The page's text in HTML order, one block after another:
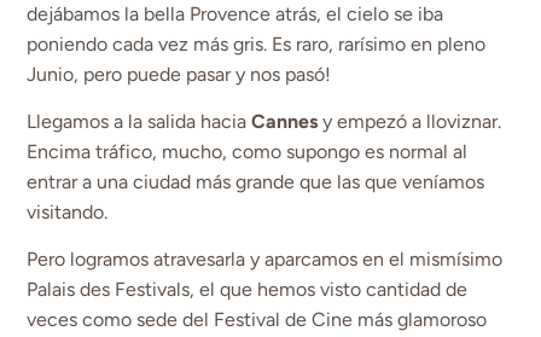
dejábamos la bella Provence atrás, el cielo se iba
poniendo cada vez más gris. Es raro, rarísimo en pleno
Junio, pero puede pasar y nos pasó!
Llegamos a la salida haciaCannes y empezó a lloviznar.
Encima tráfico, mucho, como supongo es normal al
entrar a una ciudad más grande que las que veníamos
visitando.
Pero logramos atravesarla y aparcamos en el mismísimo
Palais des Festivals, el que hemos visto cantidad de
veces como sede del Festival de Cine más glamoroso